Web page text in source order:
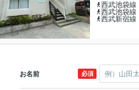
西武池袋線
西武池袋線
西武新宿線
お名前 必須